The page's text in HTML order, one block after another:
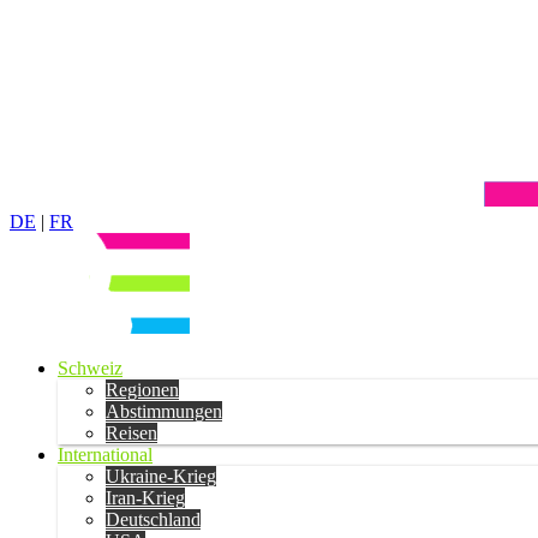
DE | FR
Schweiz
Regionen
Abstimmungen
Reisen
International
Ukraine-Krieg
Iran-Krieg
Deutschland